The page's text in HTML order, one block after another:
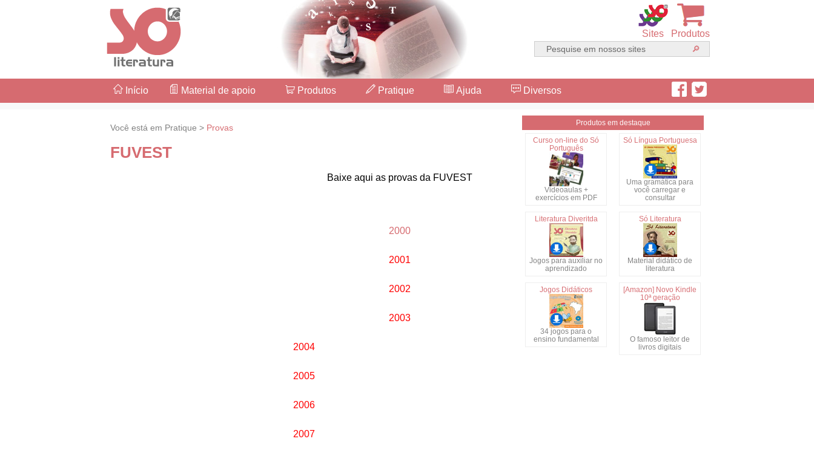
Produtos
Sites
Início Material de apoio Produtos Pratique Ajuda Diversos
Você está em Pratique > Provas
FUVEST
Baixe aqui as provas da FUVEST
2000
2001
2002
2003
2004
2005
2006
2007
Produtos em destaque
Curso on-line do Só
Português
Videoaulas +
exercícios em PDF
Só Língua Portuguesa
Uma gramática para
você carregar e
consultar
Literatura Diveritda
Jogos para auxiliar no
aprendizado
Só Literatura
Material didático de
literatura
Jogos Didáticos
34 jogos para o
ensino fundamental
[Amazon] Novo Kindle
10ª geração
O famoso leitor de
livros digitais